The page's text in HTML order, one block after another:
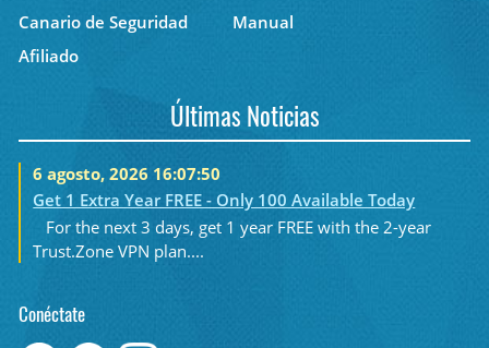
Canario de Seguridad
Manual
Afiliado
Últimas Noticias
6 agosto, 2026 16:07:50
Get 1 Extra Year FREE - Only 100 Available Today
For the next 3 days, get 1 year FREE with the 2-year
Trust.Zone VPN plan....
Conéctate